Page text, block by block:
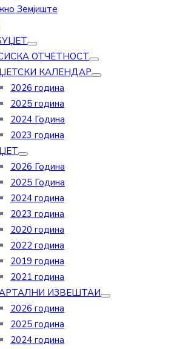
Земјиште
ОТЧЕТНОСТ
КАЛЕНДАР
2026 година
2025 година
2024 Година
2023 година
2026 Година
2025 Година
2024 година
2023 година
2020 година
2022 година
2019 година
2021 година
ИЗВЕШТАИ
2026 година
2025 година
2024 година